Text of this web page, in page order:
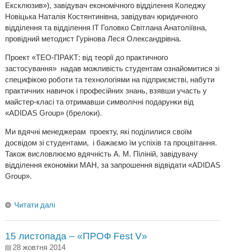
Ексклюзив»), завідувач економічного відділення Коледжу
Новіцька Наталія Костянтинівна, завідувач юридичного
відділення та відділення ІТ Головко Світлана Анатоліївна,
провідний методист Гурінова Леся Олександрівна.
Проект «ТЕО-ПРАКТ: від теорії до практичного
застосування» надав можливість студентам ознайомитися зі
специфікою роботи та технологіями на підприємстві, набути
практичних навичок і професійних знань, взявши участь у
майстер-класі та отримавши символічні подарунки від
«ADIDAS Group» (брелоки).
Ми вдячні менеджерам проекту, які поділилися своїм
досвідом зі студентами, і бажаємо їм успіхів та процвітання.
Також висловлюємо вдячність А. М. Піліній, завідувачу
відділення економіки МАН, за запрошення відвідати «ADIDAS
Group».
Читати далі
15 листопада – «ПРОФ Fest V»
28 жовтня 2014